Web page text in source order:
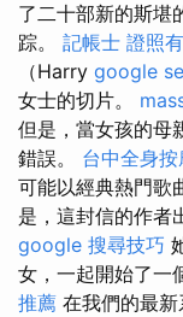
了二十部新的斯堪
踪。 記帳士 證照
（Harry google
女士的切片。
但是，當女孩的母
錯誤。 台中全身
可能以經典熱門歌
是，這封信的作者
google 搜尋技巧
女，一起開始了一
推薦 在我們的最